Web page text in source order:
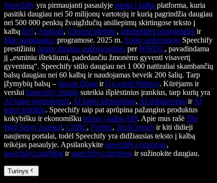
Speechify yra pirmaujanti pasaulyje teksto į kalbą platforma, kuria
pasitiki daugiau nei 50 milijonų vartotojų ir kurią pagrindžia daugiau
nei 500 000 penkių žvaigždučių atsiliepimų skirtingose teksto į
kalbą iOS, Android, Chrome plėtinio, internetinės programėlės ir
Mac darbalaukio programose. 2025 m. Apple apdovanojo Speechify
prestižiniu Apple dizaino apdovanojimu perWWDC, pavadindama
jį „esminiu ištekliumi, padedančiu žmonėms gyventi visavertį
gyvenimą“. Speechify siūlo daugiau nei 1 000 natūraliai skambančių
balsų daugiau nei 60 kalbų ir naudojamas beveik 200 šalių. Tarp
įžymybių balsų – Snoop Dogg irGwyneth Paltrow. Kūrėjams ir
verslui Speechify Studio suteikia išplėstinius įrankius, tarp kurių yra
AI balso generatorius, AI balso klonavimas, AI dubliavimas irAI
balso keitiklis. Speechify taip pat aprūpina pažangius produktus
kokybišku ir ekonomišku teksto į kalbą API. Apie mus rašė The
Wall Street Journal, CNBC, Forbes, TechCrunch ir kiti didieji
naujienų portalai, todėl Speechify yra didžiausias teksto į kalbą
teikėjas pasaulyje. Apsilankykite speechify.com/news,
speechify.com/blog irspeechify.com/press ir sužinokite daugiau.
Turinys